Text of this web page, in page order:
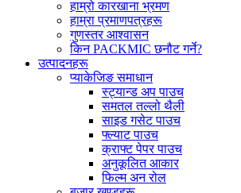
हाम्रो कारखाना भ्रमण
हाम्रा प्रमाणपत्रहरू
गुणस्तर आश्वासन
किन PACKMIC छनौट गर्ने?
उत्पादनहरू
प्याकेजिङ समाधान
स्ट्यान्ड अप पाउच
समतल तल्लो थैली
साइड गसेट पाउच
फ्ल्याट पाउच
क्राफ्ट पेपर पाउच
अनुकूलित आकार
फिल्म अन रोल